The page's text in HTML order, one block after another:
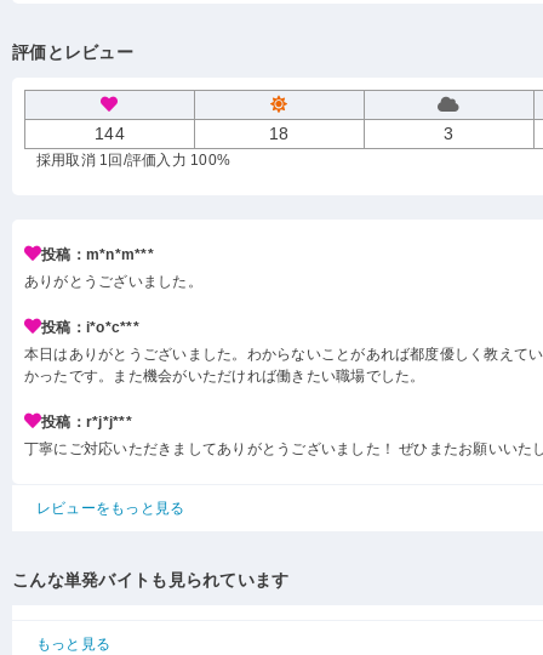
評価とレビュー
144 18 3
採用取消 1回 /評価入力 100%
投稿：m*n*m***
ありがとうございました。
投稿：i*o*c***
本日はありがとうございました。わからないことがあれば都度優しく教えて
かったです。また機会がいただければ働きたい職場でした。
投稿：r*j*j***
丁寧にご対応いただきましてありがとうございました！ ぜひまたお願いいた
レビューをもっと見る
こんな単発バイトも見られています
もっと見る